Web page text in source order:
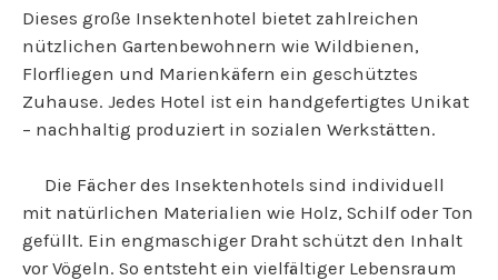
Dieses große Insektenhotel bietet zahlreichen
nützlichen Gartenbewohnern wie Wildbienen,
Florfliegen und Marienkäfern ein geschütztes
Zuhause. Jedes Hotel ist ein handgefertigtes Unikat
– nachhaltig produziert in sozialen Werkstätten.
Die Fächer des Insektenhotels sind individuell
mit natürlichen Materialien wie Holz, Schilf oder Ton
gefüllt. Ein engmaschiger Draht schützt den Inhalt
vor Vögeln. So entsteht ein vielfältiger Lebensraum